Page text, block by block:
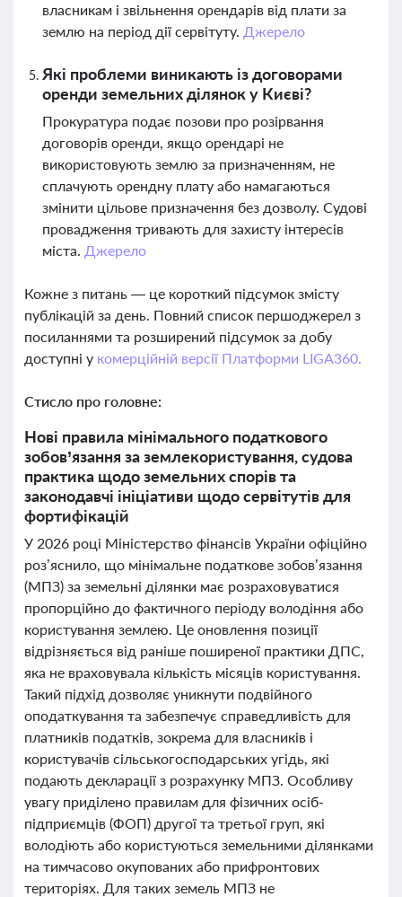
власникам і звільнення орендарів від плати за
землю на період дії сервітуту. Джерело
Які проблеми виникають із договорами
оренди земельних ділянок у Києві?
Прокуратура подає позови про розірвання
договорів оренди, якщо орендарі не
використовують землю за призначенням, не
сплачують орендну плату або намагаються
змінити цільове призначення без дозволу. Судові
провадження тривають для захисту інтересів
міста. Джерело
Кожне з питань — це короткий підсумок змісту
публікацій за день. Повний список першоджерел з
посиланнями та розширений підсумок за добу
доступні у комерційній версії Платформи LIGA360.
Стисло про головне:
Нові правила мінімального податкового
зобов’язання за землекористування, судова
практика щодо земельних спорів та
законодавчі ініціативи щодо сервітутів для
фортифікацій
У 2026 році Міністерство фінансів України офіційно
роз’яснило, що мінімальне податкове зобов’язання
(МПЗ) за земельні ділянки має розраховуватися
пропорційно до фактичного періоду володіння або
користування землею. Це оновлення позиції
відрізняється від раніше поширеної практики ДПС,
яка не враховувала кількість місяців користування.
Такий підхід дозволяє уникнути подвійного
оподаткування та забезпечує справедливість для
платників податків, зокрема для власників і
користувачів сільськогосподарських угідь, які
подають декларації з розрахунку МПЗ. Особливу
увагу приділено правилам для фізичних осіб-
підприємців (ФОП) другої та третьої груп, які
володіють або користуються земельними ділянками
на тимчасово окупованих або прифронтових
територіях. Для таких земель МПЗ не